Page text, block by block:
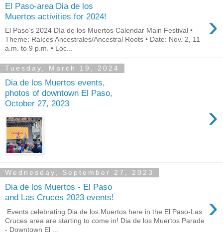
El Paso-area Dia de los
Muertos activities for 2024!
›
El Paso’s 2024 Día de los Muertos Calendar Main Festival •
Theme: Raíces Ancestrales/Ancestral Roots • Date: Nov. 2, 11
a.m. to 9 p.m. • Loc...
Tuesday, March 19, 2024
Dia de los Muertos events,
photos of downtown El Paso,
October 27, 2023
›
Wednesday, September 27, 2023
Dia de los Muertos - El Paso
and Las Cruces 2023 events!
›
Events celebrating Dia de los Muertos here in the El Paso-Las
Cruces area are starting to come in! Dia de los Muertos Parade
- Downtown El ...